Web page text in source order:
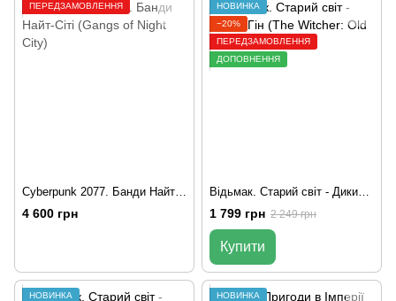
ПЕРЕДЗАМОВЛЕННЯ
Cyberpunk 2077. Банди Найт-Сіті (Gangs of Night City)
4 600 грн
НОВИНКА
−20%
ПЕРЕДЗАМОВЛЕННЯ
ДОПОВНЕННЯ
Відьмак. Старий світ - Дикий Гін (The Witcher: Old World – Wild Hunt)
1 799 грн 2 249 грн
Купити
НОВИНКА
НОВИНКА